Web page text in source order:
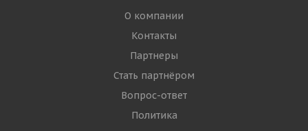
О компании
Контакты
Партнеры
Стать партнёром
Вопрос-ответ
Политика